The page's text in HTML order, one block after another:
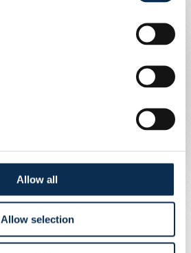
Allow all
Allow selection